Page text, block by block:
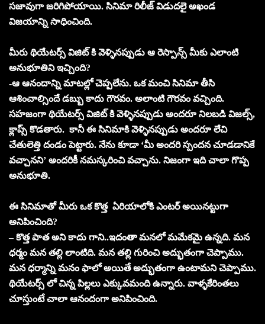
సజావుగా జరిగిపోయాయి. సినిమా రిలీజ్ విడుదలై అఖండ
విజయాన్ని సాధించింది.
మీరు థియేటర్స్ విజిట్ కి వెళ్ళినప్పుడు ఆ రెస్పాన్స్ మీకు ఎలాంటి
అనుభూతిని ఇచ్చింది?
-ఆ ఆనందాన్ని మాటల్లో చెప్పలేను. ఒక మంచి సినిమా తీసి
ఆశించాల్సిందే డబ్బు కాదు గౌరవం. అలాంటి గౌరవం వచ్చింది.
సహజంగా థియేటర్స్ విజిట్ కి వెళ్ళినప్పుడు అందరూ నిలబడి విజల్స్,
క్లాప్స్ కొడతారు. కానీ ఈ సినిమాకి వెళ్ళినప్పుడు అందరూ లేచి
చేతులెత్తి దండం పెట్టారు. నేను కూడా ‘మీ అందరి స్పందన చూడడానికే
వచ్చానని’ అందరికీ నమస్కరించి వచ్చాను. నిజంగా ఇది చాలా గొప్ప
అనుభూతి.
ఈ సినిమాతో మీరు ఒక కొత్త ఏరియాలోకి ఎంటర్ అయినట్టుగా
అనిపించింది?
– కొత్త పాత అని కాదు గాని..ఇదంతా మనలో మమేకమై ఉన్నది. మన
ధర్మం మన తల్లి లాంటిది. మన తల్లి గురించి అద్భుతంగా చెప్పాము.
మన ధర్మాన్ని మనం ఫాలో అయితే అద్భుతంగా ఉంటామని చెప్పాము.
థియేటర్స్ లో చిన్న పిల్లలు ఎక్కువమంది ఉన్నారు. వాళ్ళకేరింతలు
చూస్తుంటే చాలా ఆనందంగా అనిపించింది.